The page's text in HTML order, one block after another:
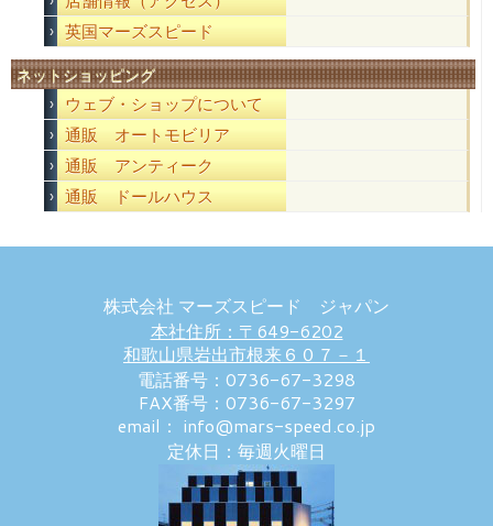
英国マーズスピード
ネットショッピング
ウェブ・ショップについて
通販 オートモビリア
通販 アンティーク
通販 ドールハウス
株式会社 マーズスピード ジャパン
本社住所：〒649-6202
和歌山県岩出市根来６０７－１
電話番号：0736-67-3298
FAX番号：0736-67-3297
email： info@mars-speed.co.jp
定休日：毎週火曜日